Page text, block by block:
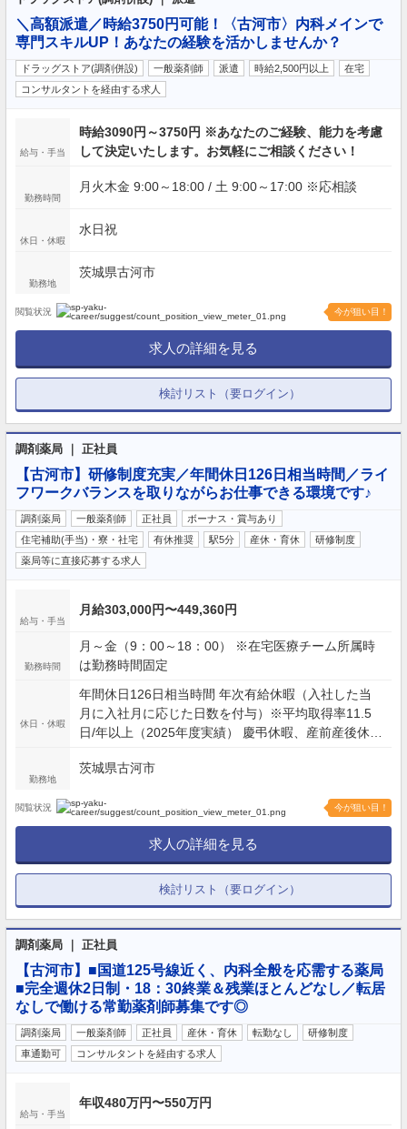
＼高額派遣／時給3750円可能！〈古河市〉内科メインで
専門スキルUP！あなたの経験を活かしませんか？
ドラッグストア(調剤併設) 一般薬剤師 派遣 時給2,500円以上
在宅
コンサルタントを経由する求人
給与・手当
時給3090円～3750円 ※あなたのご経験、能力を考慮
して決定いたします。お気軽にご相談ください！
勤務時間
月火木金 9:00～18:00 / 土 9:00～17:00 ※応相談
休日・休暇
水日祝
勤務地
茨城県古河市
閲覧状況 今が狙い目！
求人の詳細を見る
検討リスト（要ログイン）
調剤薬局 ｜ 正社員
【古河市】研修制度充実／年間休日126日相当時間／ライ
フワークバランスを取りながらお仕事できる環境です♪
調剤薬局 一般薬剤師 正社員
ボーナス・賞与あり
住宅補助(手当)・寮・社宅
有休推奨 駅5分 産休・育休
研修制度
薬局等に直接応募する求人
給与・手当
月給303,000円〜449,360円
勤務時間
月～金（9：00～18：00） ※在宅医療チーム所属時
は勤務時間固定
休日・休暇
年間休日126日相当時間 年次有給休暇（入社した当
月に入社月に応じた日数を付与）※平均取得率11.5
日/年以上（2025年度実績） 慶弔休暇、産前産後休暇
（最長9日間、初年度最長5日間） 特別休暇（配偶者
勤2～3日間） など
勤務地
茨城県古河市
閲覧状況 今が狙い目！
求人の詳細を見る
検討リスト（要ログイン）
調剤薬局 ｜ 正社員
【古河市】■国道125号線近く、内科全般を応需する薬局
■完全週休2日制・18：30終業＆残業ほとんどなし／転居
なしで働ける常勤薬剤師募集です◎
調剤薬局 一般薬剤師 正社員 産休・育休 転勤なし
研修制度
車通勤可
コンサルタントを経由する求人
給与・手当
年収480万円〜550万円